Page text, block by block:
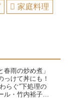
家庭料理
春雨の炒め煮」
っけて丼にも！
らぐ”下処理の
ル・竹内裕子さ